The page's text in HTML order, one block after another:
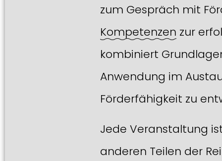
zum Gespräch mit
Kompetenzen zur
kombiniert
Anwendung im
Förderfähigkeit zu
Jede Veranstaltung
anderen Teilen der